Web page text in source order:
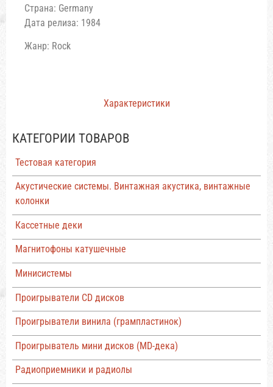
КАТЕГОРИИ ТОВАРОВ
Тестовая категория
Акустические системы. Винтажная акустика, винтажные
колонки
Кассетные деки
Магнитофоны катушечные
Минисистемы
Проигрыватели CD дисков
Проигрыватели винила (грампластинок)
Проигрыватель мини дисков (MD-дека)
Радиоприемники и радиолы
Характеристики
Страна: Germany
Дата релиза: 1984
Жанр: Rock